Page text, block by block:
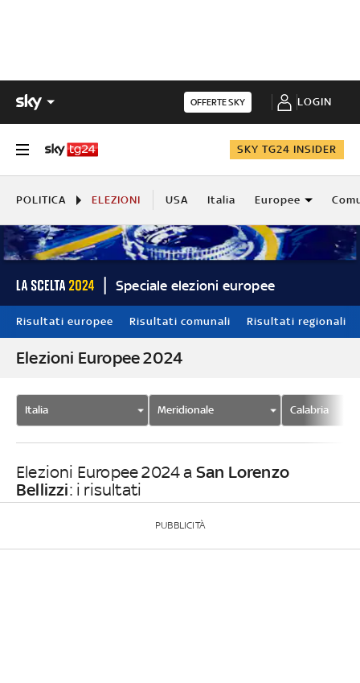
OFFERTE SKY LOGIN
SKY TG24 INSIDER
POLITICA ELEZIONI USA Italia Europee
Speciale elezioni europee
Risultati europee Risultati comunali Risultati regionali
Elezioni Europee 2024
Italia Meridionale Calabria
Elezioni Europee 2024 a San Lorenzo
Bellizzi: i risultati
PUBBLICITÀ